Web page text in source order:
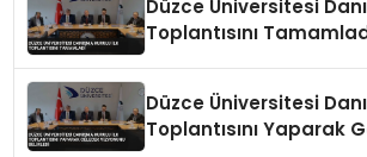
Düzce Üniversitesi
Toplantısını
Düzce Üniversitesi
Toplantısını Yaparak